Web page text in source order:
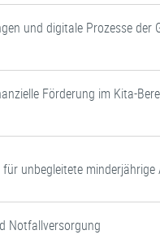
und digitale Prozesse der
Förderung im Kita-
unbegleitete minderjährige
Notfallversorgung